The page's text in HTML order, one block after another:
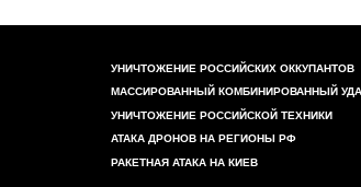
УНИЧТОЖЕНИЕ РОССИЙСКИХ ОККУПАНТОВ
МАССИРОВАННЫЙ КОМБИНИРОВАННЫЙ
УНИЧТОЖЕНИЕ РОССИЙСКОЙ ТЕХНИКИ
АТАКА ДРОНОВ НА РЕГИОНЫ РФ
РАКЕТНАЯ АТАКА НА КИЕВ